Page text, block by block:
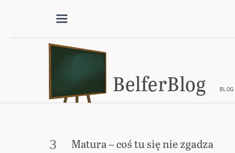
BelferBlog BLOG
3 Matura – coś tu się nie zgadza